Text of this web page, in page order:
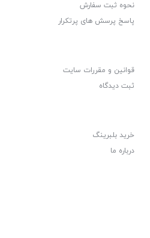
نحوه ثبت سفارش
پاسخ پرسش های پرتکرار
قوانین و مقررات سایت
ثبت دیدگاه
خرید بلبرینگ
درباره ما